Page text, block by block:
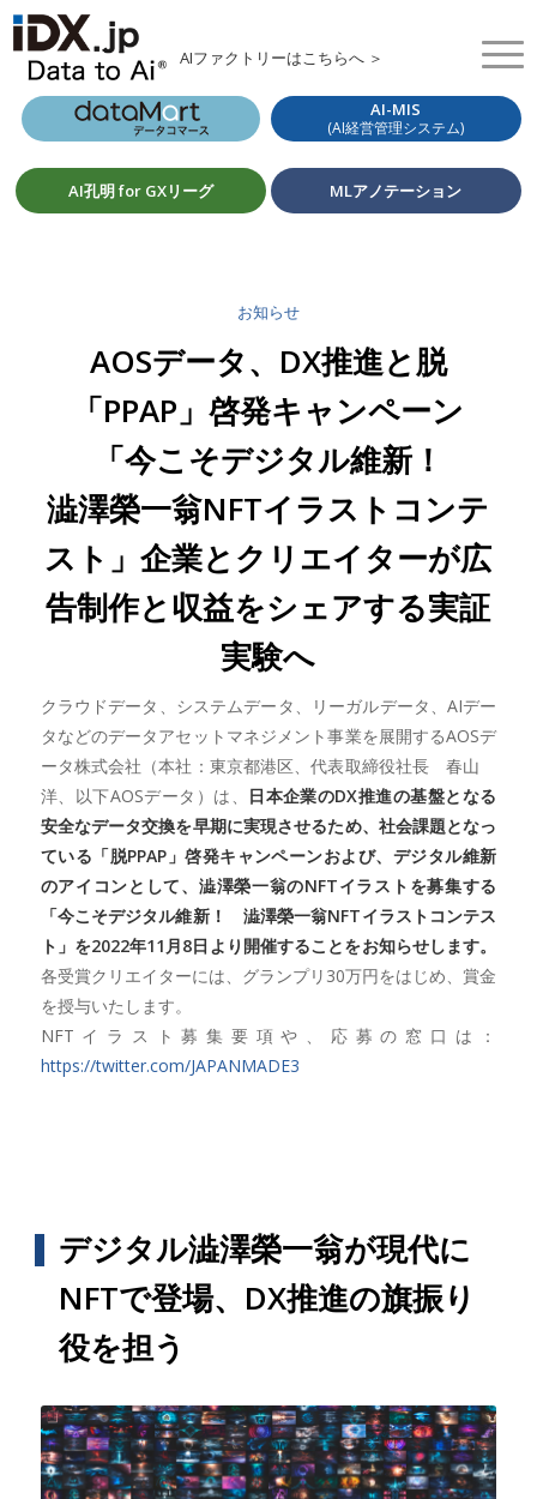
AIファクトリーはこちらへ ＞
AI-MIS
(AI経営管理システム)
AI孔明 for GXリーグ MLアノテーション
お知らせ
AOSデータ、DX推進と脱
「PPAP」啓発キャンペーン
「今こそデジタル維新！
澁澤榮一翁NFTイラストコンテ
スト」企業とクリエイターが広
告制作と収益をシェアする実証
実験へ
クラウドデータ、システムデータ、リーガルデータ、AIデー
タなどのデータアセットマネジメント事業を展開するAOSデ
ータ株式会社（本社：東京都港区、代表取締役社長 春山
洋、以下AOSデータ）は、
日本企業のDX推進の基盤となる
安全なデータ交換を早期に実現させるため、社会課題となっ
ている「脱PPAP」啓発キャンペーンおよび、デジタル維新
のアイコンとして、澁澤榮一翁のNFTイラストを募集する
「今こそデジタル維新！ 澁澤榮一翁NFTイラストコンテス
ト」を2022年11月8日より開催することをお知らせします。
各受賞クリエイターには、グランプリ30万円をはじめ、賞金
を授与いたします。
NFTイラスト募集要項や、応募の窓口は：
https://twitter.com/JAPANMADE3
デジタル澁澤榮一翁が現代に
NFTで登場、DX推進の旗振り
役を担う